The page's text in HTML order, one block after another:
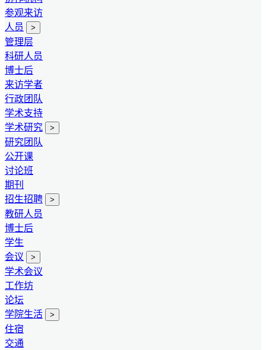
参观来访
人员
>
管理层
科研人员
博士后
来访学者
行政团队
学术支持
学术研究
>
研究团队
公开课
讨论班
期刊
招生招聘
>
教研人员
博士后
学生
会议
>
学术会议
工作坊
论坛
学院生活
>
住宿
交通